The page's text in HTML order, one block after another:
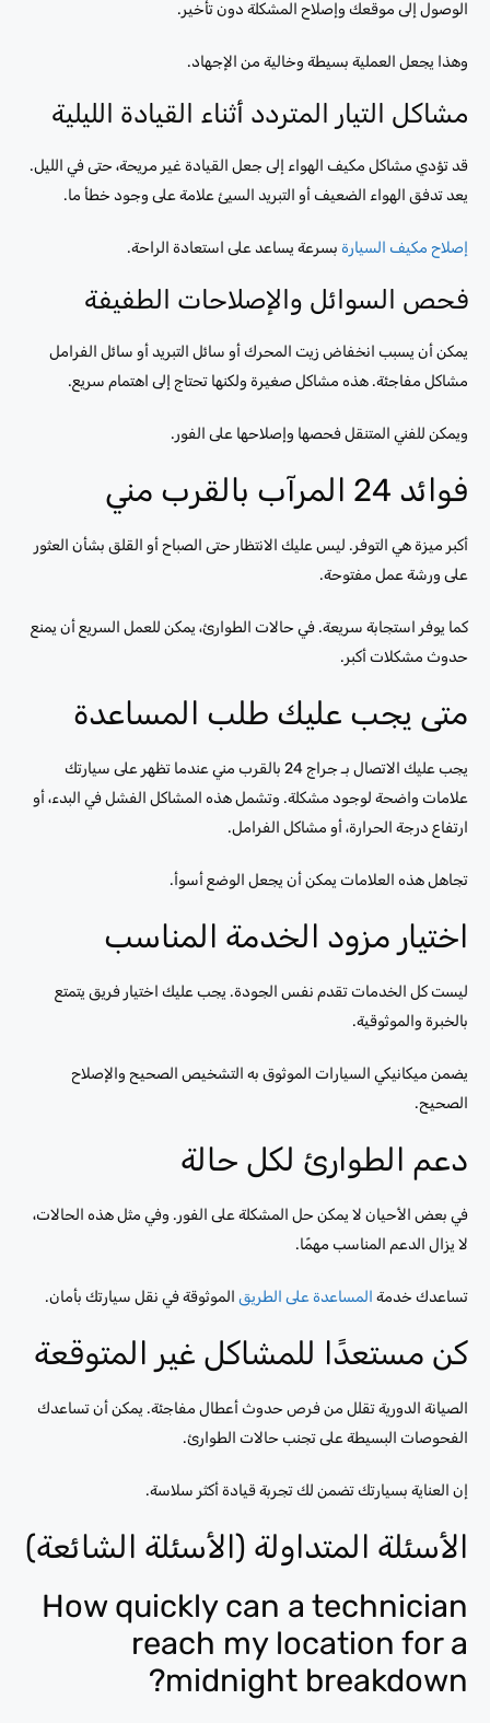
الوصول إلى موقعك وإصلاح المشكلة دون تأخير.
وهذا يجعل العملية بسيطة وخالية من الإجهاد.
مشاكل التيار المتردد أثناء القيادة الليلية
قد تؤدي مشاكل مكيف الهواء إلى جعل القيادة غير مريحة، حتى في الليل.
يعد تدفق الهواء الضعيف أو التبريد السيئ علامة على وجود خطأ ما.
إصلاح مكيف السيارة بسرعة يساعد على استعادة الراحة.
فحص السوائل والإصلاحات الطفيفة
يمكن أن يسبب انخفاض زيت المحرك أو سائل التبريد أو سائل الفرامل
مشاكل مفاجئة. هذه مشاكل صغيرة ولكنها تحتاج إلى اهتمام سريع.
ويمكن للفني المتنقل فحصها وإصلاحها على الفور.
فوائد 24 المرآب بالقرب مني
أكبر ميزة هي التوفر. ليس عليك الانتظار حتى الصباح أو القلق بشأن العثور
على ورشة عمل مفتوحة.
كما يوفر استجابة سريعة. في حالات الطوارئ، يمكن للعمل السريع أن يمنع
حدوث مشكلات أكبر.
متى يجب عليك طلب المساعدة
يجب عليك الاتصال بـ جراج 24 بالقرب مني عندما تظهر على سيارتك
علامات واضحة لوجود مشكلة. وتشمل هذه المشاكل الفشل في البدء، أو
ارتفاع درجة الحرارة، أو مشاكل الفرامل.
تجاهل هذه العلامات يمكن أن يجعل الوضع أسوأ.
اختيار مزود الخدمة المناسب
ليست كل الخدمات تقدم نفس الجودة. يجب عليك اختيار فريق يتمتع
بالخبرة والموثوقية.
يضمن ميكانيكي السيارات الموثوق به التشخيص الصحيح والإصلاح
الصحيح.
دعم الطوارئ لكل حالة
في بعض الأحيان لا يمكن حل المشكلة على الفور. وفي مثل هذه الحالات،
لا يزال الدعم المناسب مهمًا.
تساعدك خدمة المساعدة على الطريق الموثوقة في نقل سيارتك بأمان.
كن مستعدًا للمشاكل غير المتوقعة
الصيانة الدورية تقلل من فرص حدوث أعطال مفاجئة. يمكن أن تساعدك
الفحوصات البسيطة على تجنب حالات الطوارئ.
إن العناية بسيارتك تضمن لك تجربة قيادة أكثر سلاسة.
الأسئلة المتداولة (الأسئلة الشائعة)
How quickly can a technician
reach my location for a
midnight breakdown?